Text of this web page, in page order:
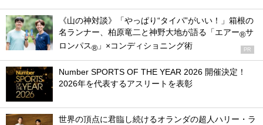
《山の神対談》「やっぱり“タイパ”がいい！」箱根の
名ランナー、柏原竜二と神野大地が語る「エアー®サ
ロンパス® 」×コンディショニング術 PR
Number SPORTS OF THE YEAR 2026 開催決定！
2026年を代表するアスリートを表彰
世界の頂点に君臨し続けるオランダの超人ハリー・ラ